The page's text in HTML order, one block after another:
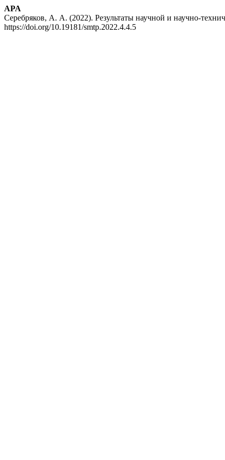
APA
Серебряков, А. А. (2022). Результаты научной и научно-
https://doi.org/10.19181/smtp.2022.4.4.5